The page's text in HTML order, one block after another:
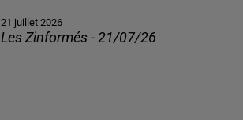
21 juillet 2026
Les Zinformés - 21/07/26